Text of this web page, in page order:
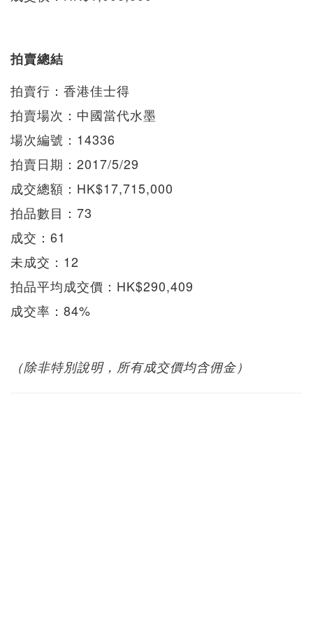
拍賣總結
拍賣行：香港佳士得
拍賣場次：中國當代水墨
場次編號：14336
拍賣日期：2017/5/29
成交總額：HK$17,715,000
拍品數目：73
成交：61
未成交：12
拍品平均成交價：HK$290,409
成交率：84%
（除非特別說明，所有成交價均含佣金）